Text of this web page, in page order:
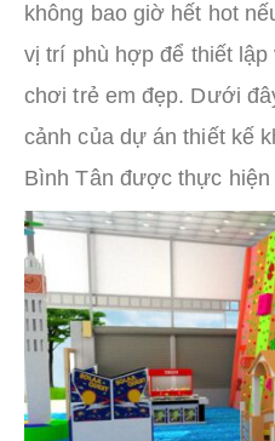
không bao giờ hết hot
vị trí phù hợp để thiết
chơi trẻ em đẹp. Dưới
cảnh của dự án thiết kế
Bình Tân được thực hiện